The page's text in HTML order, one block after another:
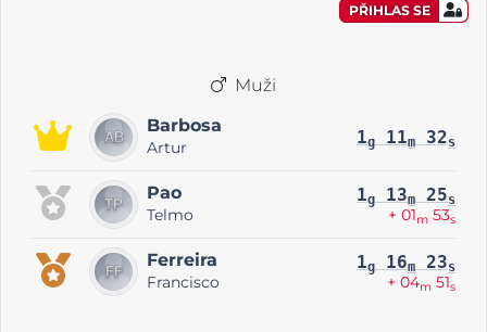
PŘIHLAS SE
Muži
Barbosa
Artur 1g 11m 32s
Pao
Telmo
1g 13m 25s
+ 01m 53s
Ferreira
Francisco
1g 16m 23s
+ 04m 51s